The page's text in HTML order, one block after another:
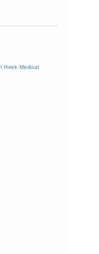
Heek Medical